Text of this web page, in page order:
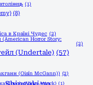
(1)
(8)
в Країні Чудес (2)
(American Horror Story:
(2)
(Undertale) (57)
(Oisín McGann)) (2)
вірусів (Virus Attack) (1)